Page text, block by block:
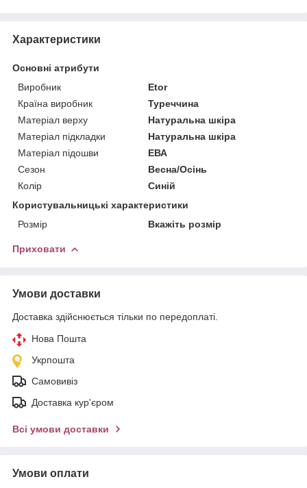
Характеристики
Основні атрибути
Виробник
Etor
Країна виробник
Туреччина
Матеріал верху
Натуральна шкіра
Матеріал підкладки
Натуральна шкіра
Матеріал підошви
ЕВА
Сезон
Весна/Осінь
Колір
Синій
Користувальницькі характеристики
Розмір
Вкажіть розмір
Приховати
Умови доставки
Доставка здійснюється тільки по передоплаті.
Нова Пошта
Укрпошта
Самовивіз
Доставка кур'єром
Всі умови доставки
Умови оплати